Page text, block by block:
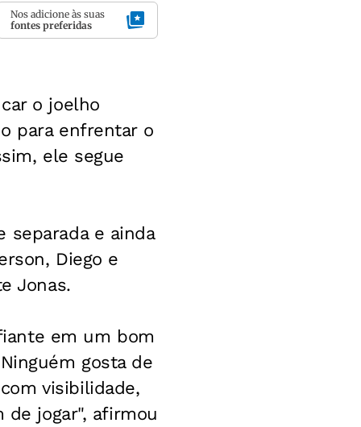
Nos adicione às suas
fontes preferidas
o joelho
para enfrentar o
ele segue
separada e ainda
Diego e
Jonas.
em um bom
gosta de
visibilidade,
de jogar", afirmou